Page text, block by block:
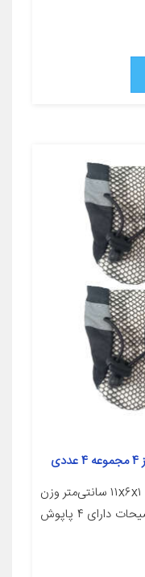
معرفی محصول جزئیات محصول ابعاد ۱۱x۶x۱ سانتی‌متر وزن
۱۶ گرم گونه حیوان سگ گربه سایر توضیحات دارای ۴ پاپوش